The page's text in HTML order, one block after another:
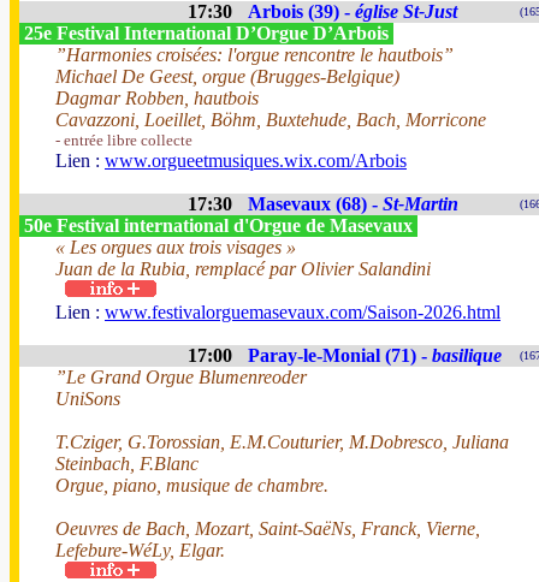
17:30 Arbois (39) - église St-Just
25e Festival International D’Orgue D’Arbois
”Harmonies croisées: l'orgue rencontre le hautbois”
Michael De Geest, orgue (Brugges-Belgique)
Dagmar Robben, hautbois
Cavazzoni, Loeillet, Böhm, Buxtehude, Bach, Morricone
- entrée libre collecte
Lien : www.orgueetmusiques.wix.com/Arbois
17:30 Masevaux (68) - St-Martin
50e Festival international d'Orgue de Masevaux
« Les orgues aux trois visages »
Juan de la Rubia, remplacé par Olivier Salandini
Lien : www.festivalorguemasevaux.com/Saison-2026.html
17:00 Paray-le-Monial (71) - basilique
”Le Grand Orgue Blumenreoder
UniSons
T.Cziger, G.Torossian, E.M.Couturier, M.Dobresco, Juliana
Steinbach, F.Blanc
Orgue, piano, musique de chambre.
Oeuvres de Bach, Mozart, Saint-SaëNs, Franck, Vierne,
Lefebure-WéLy, Elgar.